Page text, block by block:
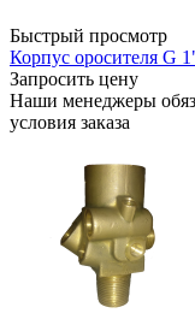
Быстрый просмотр
Корпус оросителя G
Запросить цену
Наши менеджеры
условия заказа